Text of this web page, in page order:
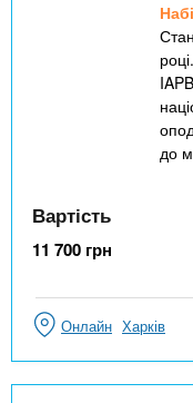
до
Вартість
11 700 грн
Онлайн Харків